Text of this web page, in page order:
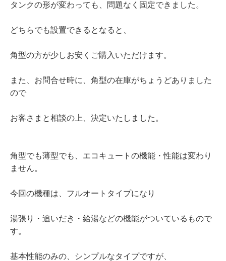
タンクの形が変わっても、問題なく固定できました。
どちらでも設置できるとなると、
角型の方が少しお安くご購入いただけます。
また、お問合せ時に、角型の在庫がちょうどありました
ので
お客さまと相談の上、決定いたしました。
角型でも薄型でも、エコキュートの機能・性能は変わり
ません。
今回の機種は、フルオートタイプになり
湯張り・追いだき・給湯などの機能がついているもので
す。
基本性能のみの、シンプルなタイプですが、